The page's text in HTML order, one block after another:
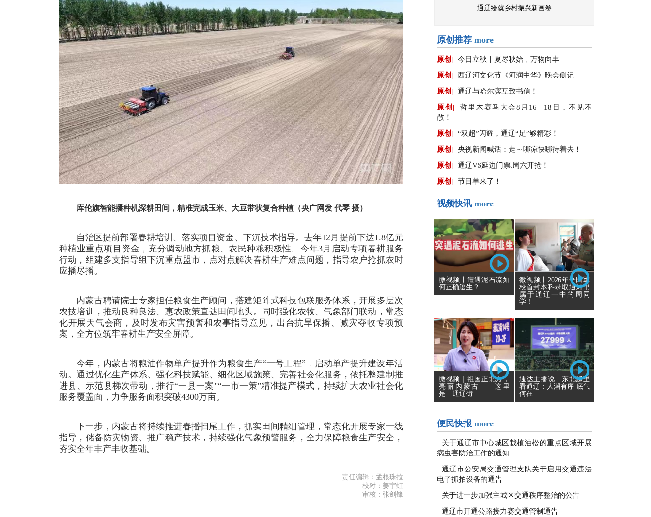
库伦旗智能播种机深耕田间，精准完成玉米、大豆带状复合种植（央广网发 代琴 摄）
自治区提前部署春耕培训、落实项目资金、下沉技术指导。去年12月提前下达1.8亿元
种植业重点项目资金，充分调动地方抓粮、农民种粮积极性。今年3月启动专项春耕服务
行动，组建多支指导组下沉重点盟市，点对点解决春耕生产难点问题，指导农户抢抓农时
应播尽播。
内蒙古聘请院士专家担任粮食生产顾问，搭建矩阵式科技包联服务体系，开展多层次
农技培训，推动良种良法、惠农政策直达田间地头。同时强化农牧、气象部门联动，常态
化开展天气会商，及时发布灾害预警和农事指导意见，出台抗旱保播、减灾夺收专项预
案，全方位筑牢春耕生产安全屏障。
今年，内蒙古将粮油作物单产提升作为粮食生产“一号工程”，启动单产提升建设年活
动。通过优化生产体系、强化科技赋能、细化区域施策、完善社会化服务，依托整建制推
进县、示范县梯次带动，推行“一县一案”“一市一策”精准提产模式，持续扩大农业社会化
服务覆盖面，力争服务面积突破4300万亩。
下一步，内蒙古将持续推进春播扫尾工作，抓实田间精细管理，常态化开展专家一线
指导，储备防灾物资、推广稳产技术，持续强化气象预警服务，全力保障粮食生产安全，
夯实全年丰产丰收基础。
责任编辑：孟根珠拉
校对：姜宇虹
审核：张剑锋
通辽绘就乡村振兴新画卷
原创推荐 more
原创| 今日立秋｜夏尽秋始，万物向丰
原创| 西辽河文化节《河润中华》晚会侧记
原创| 通辽与哈尔滨互致书信！
原创|
哲里木赛马大会8月16—18日，不见不
散！
原创| “双超”闪耀，通辽“足”够精彩！
原创| 央视新闻喊话：走～哪凉快哪待着去！
原创| 通辽VS延边门票,周六开抢！
原创| 节目单来了！
视频快讯 more
微视频丨遭遇泥石流如
何正确逃生？
微视频丨2026年全国军
校首封本科录取通知书
属于通辽一中的周同
学！
微视频｜祖国正北方，
亮丽内蒙古——这里
是，通辽街
通达主播说｜东北超里
看通辽：人潮有序 底气
何在
便民快报 more
关于通辽市中心城区栽植油松的重点区域开展
病虫害防治工作的通知
通辽市公安局交通管理支队关于启用交通违法
电子抓拍设备的通告
关于进一步加强主城区交通秩序整治的公告
通辽市开通公路接力赛交通管制通告